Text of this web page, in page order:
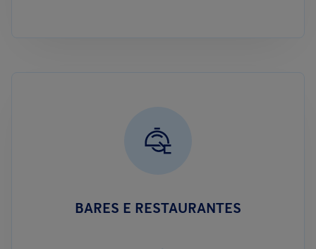
BARES E RESTAURANTES